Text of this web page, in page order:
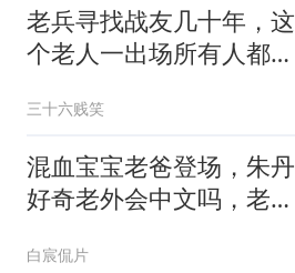
老兵寻找战友几十年，这
个老人一出场所有人都呆
三十六贱笑
混血宝宝老爸登场，朱丹
好奇老外会中文吗，老外
白宸侃片